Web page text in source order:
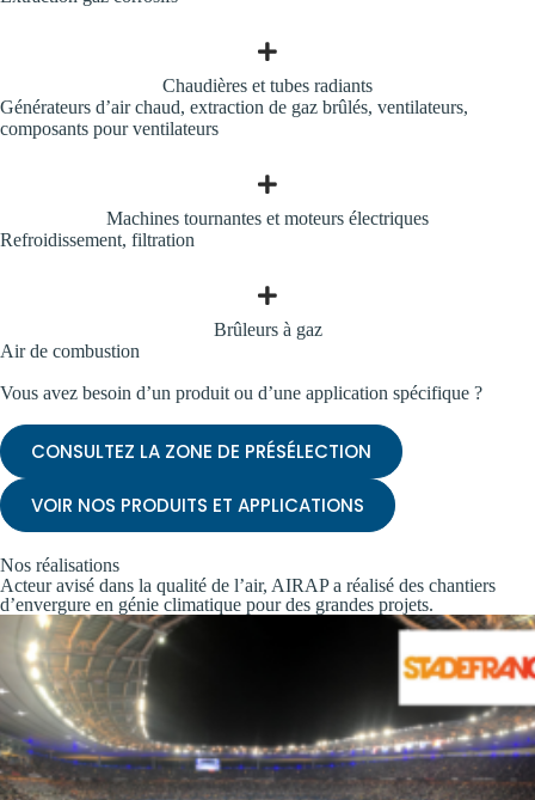
Chaudières et tubes radiants
Générateurs d’air chaud, extraction de gaz brûlés, ventilateurs,
composants pour ventilateurs
Machines tournantes et moteurs électriques
Refroidissement, filtration
Brûleurs à gaz
Air de combustion
Vous avez besoin d’un produit ou d’une application spécifique ?
CONSULTEZ LA ZONE DE PRÉSÉLECTION
VOIR NOS PRODUITS ET APPLICATIONS
Nos réalisations
Acteur avisé dans la qualité de l’air, AIRAP a réalisé des chantiers
d’envergure en génie climatique pour des grandes projets.